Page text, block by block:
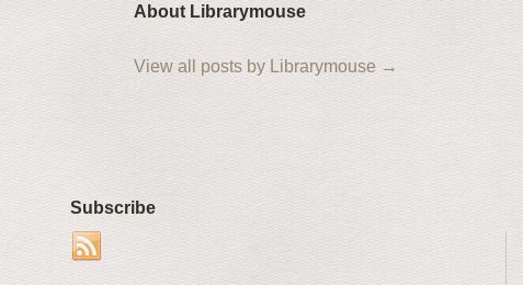
About Librarymouse
View all posts by Librarymouse →
Subscribe